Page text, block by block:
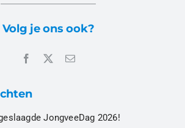
Volg je ons ook?
JongveeDag 2026!